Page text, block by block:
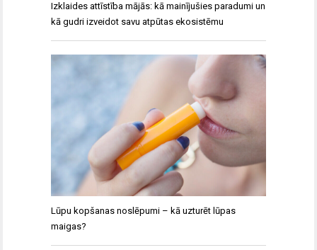
Izklaides attīstība mājās: kā mainījušies paradumi un
kā gudri izveidot savu atpūtas ekosistēmu
Lūpu kopšanas noslēpumi – kā uzturēt lūpas
maigas?